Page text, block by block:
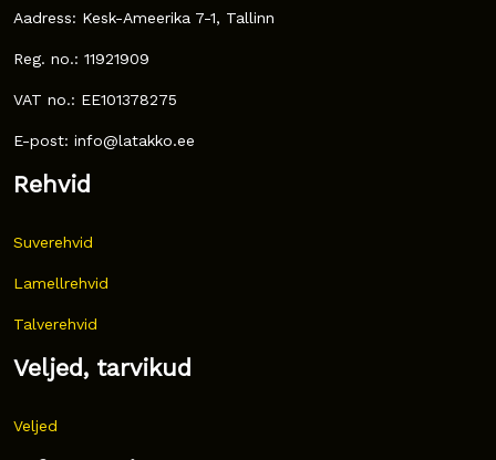
Aadress: Kesk-Ameerika 7-1, Tallinn
Reg. no.: 11921909
VAT no.: EE101378275
E-post: info@latakko.ee
Rehvid
Suverehvid
Lamellrehvid
Talverehvid
Veljed, tarvikud
Veljed